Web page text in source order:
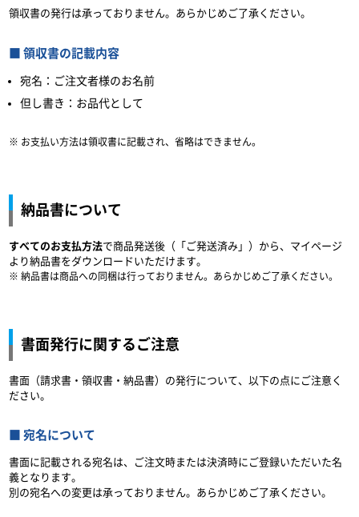
領収書の発行は承っておりません。あらかじめご了承ください。
領収書の記載内容
宛名：ご注文者様のお名前
但し書き：お品代として
お支払い方法は領収書に記載され、省略はできません。
納品書について
すべてのお支払方法で商品発送後（「ご発送済み」）から、マイページ
より納品書をダウンロードいただけます。
納品書は商品への同梱は行っておりません。あらかじめご了承ください。
書面発行に関するご注意
書面（請求書・領収書・納品書）の発行について、以下の点にご注意く
ださい。
宛名について
書面に記載される宛名は、ご注文時または決済時にご登録いただいた名
義となります。
別の宛名への変更は承っておりません。あらかじめご了承ください。